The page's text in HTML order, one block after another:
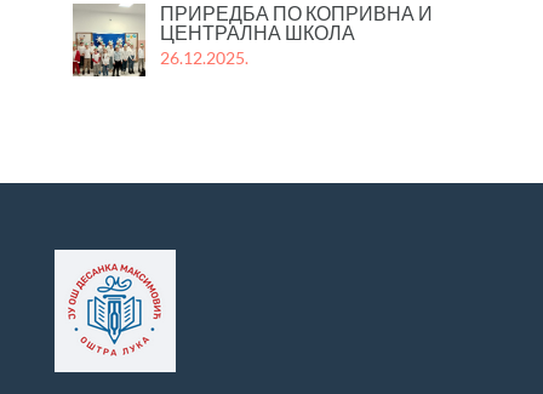
ПРИРЕДБА ПО КОПРИВНА И
ЦЕНТРАЛНА ШКОЛА
26.12.2025.